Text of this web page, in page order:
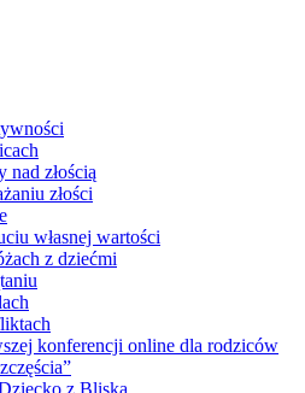
nad złością
złości
własnej wartości
z dziećmi
konferencji online dla rodziców
z Bliska